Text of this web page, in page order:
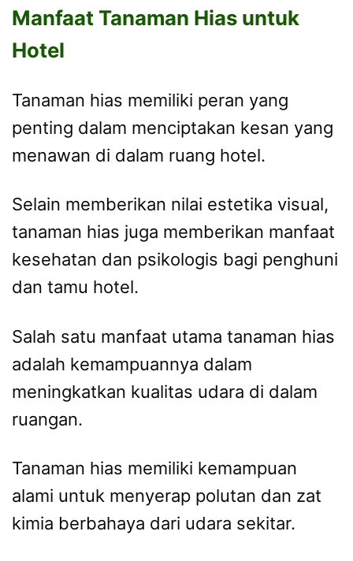
Manfaat Tanaman Hias untuk
Hotel
Tanaman hias memiliki peran yang
penting dalam menciptakan kesan yang
menawan di dalam ruang hotel.
Selain memberikan nilai estetika visual,
tanaman hias juga memberikan manfaat
kesehatan dan psikologis bagi penghuni
dan tamu hotel.
Salah satu manfaat utama tanaman hias
adalah kemampuannya dalam
meningkatkan kualitas udara di dalam
ruangan.
Tanaman hias memiliki kemampuan
alami untuk menyerap polutan dan zat
kimia berbahaya dari udara sekitar.